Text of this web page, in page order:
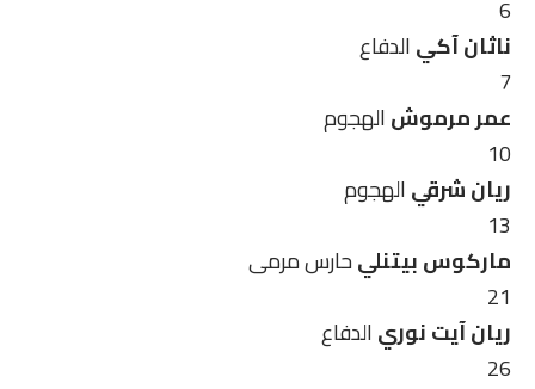
6
ناثان آكيالدفاع
7
عمر مرموشالهجوم
10
ريان شرقيالهجوم
13
ماركوس بيتنليحارس مرمى
21
ريان آيت نوريالدفاع
26